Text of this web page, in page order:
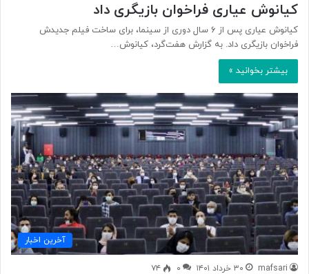
کیانوش عیاری فراخوان بازیگری داد
کیانوش عیاری پس از ۶ سال دوری از سینما، برای ساخت فیلم جدیدش
فراخوان بازیگری داد. به گزارش هفت‌گرد، کیانوش…
بیشتر بخوانید »
آخرین اخبار
mafsari ۳۰ خرداد ۱۴۰۱ ۰ ۷۴